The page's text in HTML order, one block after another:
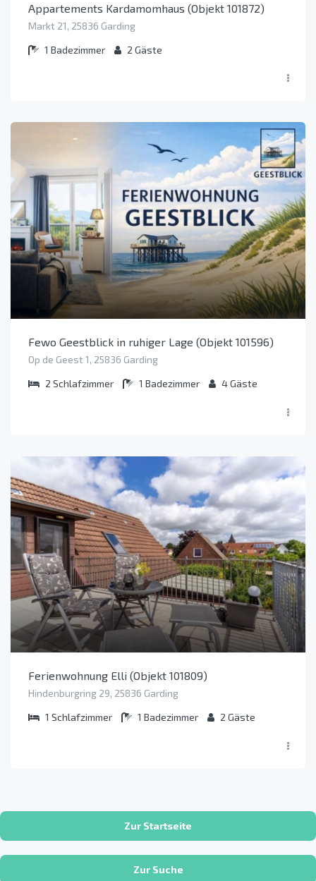
Appartements Kardamomhaus (Objekt 101872)
Markt 21, 25836 Garding
1 Badezimmer 2 Gäste
Fewo Geestblick in ruhiger Lage (Objekt 101596)
Op de Geest 1, 25836 Garding
2 Schlafzimmer 1 Badezimmer 4Gäste
Ferienwohnung Elli (Objekt 101809)
Hindenburgring 29, 25836 Garding
1 Schlafzimmer 1 Badezimmer 2 Gäste
Zur Startseite
Zur Suche